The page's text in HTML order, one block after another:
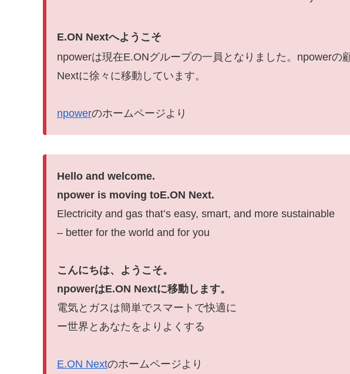
E.ON Nextへようこそ
npowerは現在E.ONグループの一員となりました。npowerの
Nextに徐々に移動しています。
npowerのホームページより
Hello and welcome.
npower is moving toE.ON Next.
Electricity and gas that’s easy, smart, and more sustainable
– better for the world and for you
こんにちは、ようこそ。
npowerはE.ON Nextに移動します。
電気とガスは簡単でスマートで快適に
ー世界とあなたをよりよくする
E.ON Nextのホームページより